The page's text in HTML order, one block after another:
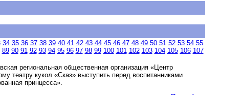
34 35 36 37 38 39 40 41 42 43 44 45 46 47 48 49 50 51 52 53 54 55
89 90 91 92 93 94 95 96 97 98 99 100 101 102 103 104 105 106 107
региональная общественная организация «Центр
театру кукол «Сказ» выступить перед воспитанниками
принцесса».